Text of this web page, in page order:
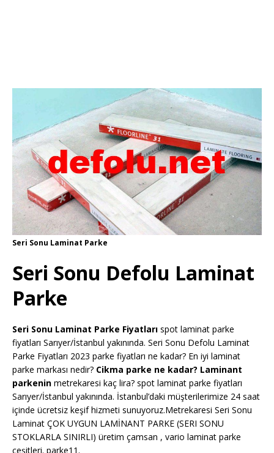
Seri Sonu Laminat Parke
Seri Sonu Defolu Laminat
Parke
Seri Sonu Laminat Parke Fiyatları spot laminat parke
fiyatları Sarıyer/İstanbul yakınında. Seri Sonu Defolu Laminat
Parke Fiyatları 2023 parke fiyatları ne kadar? En iyi laminat
parke markası nedir? Cikma parke ne kadar? Laminant
parkenin metrekaresi kaç lira? spot laminat parke fiyatları
Sarıyer/İstanbul yakınında. İstanbul’daki müşterilerimize 24 saat
içinde ücretsiz keşif hizmeti sunuyoruz.Metrekaresi Seri Sonu
Laminat ÇOK UYGUN LAMİNANT PARKE (SERI SONU
STOKLARLA SINIRLI) üretim çamsan , vario laminat parke
çeşitleri. parke11.